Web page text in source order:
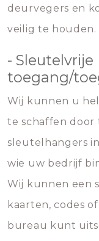
deurvegers en
veilig te houden.
- Sleutelvrije
toegang/
Wij kunnen u
te schaffen door
sleutelhangers
wie uw bedrijf
Wij kunnen een
kaarten, codes
bureau kunt